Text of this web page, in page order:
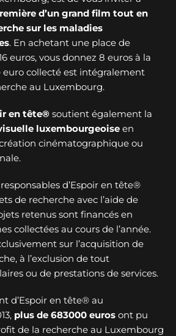
d’un grand film tout en
sur les maladies
. En achetant une place de
euros, vous donnez 8 euros à la
euro collecté est intégralement
au Luxembourg.
en tête® soutient également la
luxembourgeoise en
cinématographique ou
d’Espoir en tête®
de recherche avec l’aide de
retenus sont financés en
collectées au cours de l’année.
sur l’acquisition de
à l’exclusion de tout
ou de prestations de services.
d’Espoir en tête® au
plus de 683000 euros ont pu
de la recherche au Luxembourg